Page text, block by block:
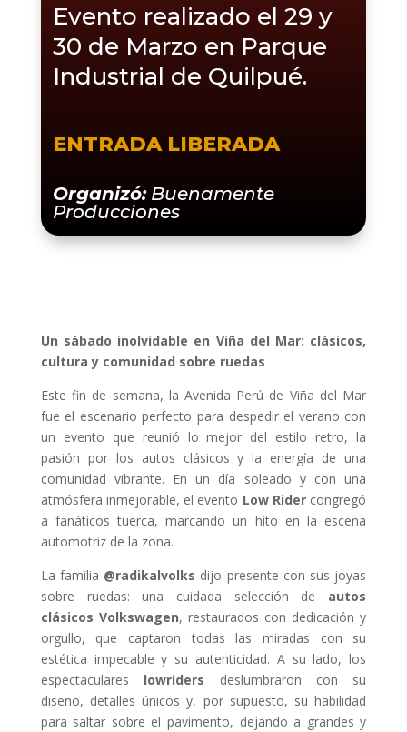
Evento realizado el 29 y
30 de Marzo en Parque
Industrial de Quilpué.
ENTRADA LIBERADA
Organizó:Buenamente
Producciones
Un sábado inolvidable en Viña del Mar: clásicos,
cultura y comunidad sobre ruedas
Este fin de semana, la Avenida Perú de Viña del Mar
fue el escenario perfecto para despedir el verano con
un evento que reunió lo mejor del estilo retro, la
pasión por los autos clásicos y la energía de una
comunidad vibrante. En un día soleado y con una
atmósfera inmejorable, el evento Low Ridercongregó
a fanáticos tuerca, marcando un hito en la escena
automotriz de la zona.
La familia @radikalvolks dijo presente con sus joyas
sobre ruedas: una cuidada selección de autos
clásicos Volkswagen, restaurados con dedicación y
orgullo, que captaron todas las miradas con su
estética impecable y su autenticidad. A su lado, los
espectaculares lowriders deslumbraron con su
diseño, detalles únicos y, por supuesto, su habilidad
para saltar sobre el pavimento, dejando a grandes y